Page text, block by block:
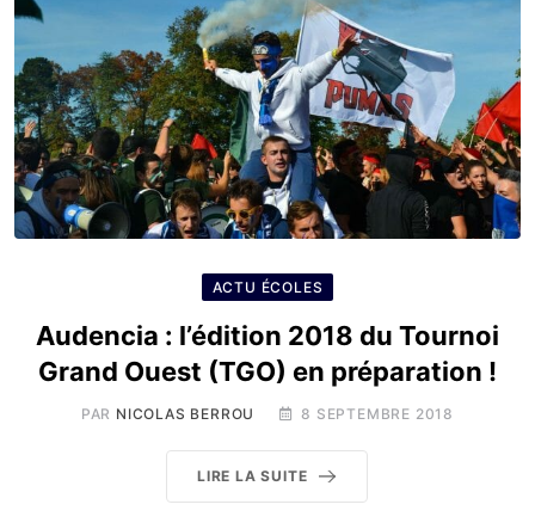
ACTU ÉCOLES
Audencia : l’édition 2018 du Tournoi
Grand Ouest (TGO) en préparation !
PAR NICOLAS BERROU 8 SEPTEMBRE 2018
LIRE LA SUITE